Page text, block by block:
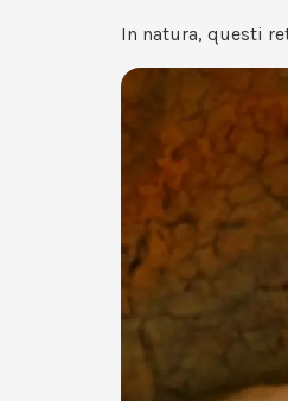
In natura, questi